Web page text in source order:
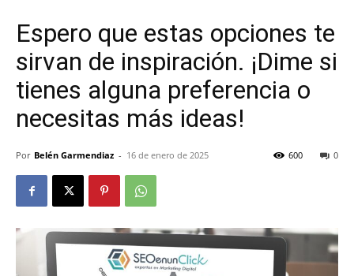
Espero que estas opciones te
sirvan de inspiración. ¡Dime si
tienes alguna preferencia o
necesitas más ideas!
Por Belén Garmendiaz - 16 de enero de 2025 0
600